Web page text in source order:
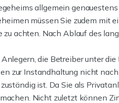
allgemein
müssen Sie zudem mit
achten. Nach Ablauf des
die Betreiber unter
zur Instandhaltung nicht
ist. Da Sie als
Nicht zuletzt können